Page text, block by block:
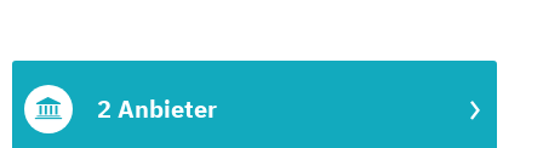
2 Anbieter